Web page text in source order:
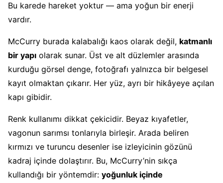
Bu karede hareket yoktur — ama yoğun bir enerji
vardır.
McCurry burada kalabalığı kaos olarak değil, katmanlı
bir yapı olarak sunar. Üst ve alt düzlemler arasında
kurduğu görsel denge, fotoğrafı yalnızca bir belgesel
kayıt olmaktan çıkarır. Her yüz, ayrı bir hikâyeye açılan
kapı gibidir.
Renk kullanımı dikkat çekicidir. Beyaz kıyafetler,
vagonun sarımsı tonlarıyla birleşir. Arada beliren
kırmızı ve turuncu desenler ise izleyicinin gözünü
kadraj içinde dolaştırır. Bu, McCurry’nin sıkça
kullandığı bir yöntemdir: yoğunluk içinde